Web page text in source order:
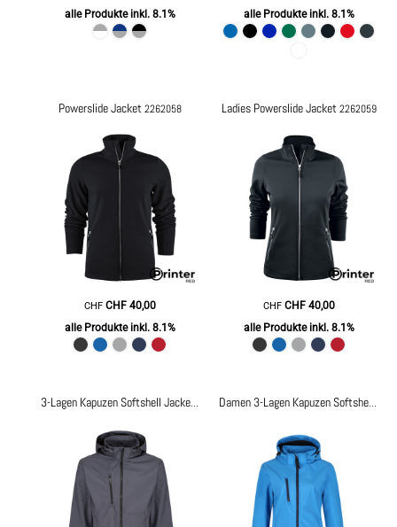
alle Produkte inkl. 8.1% alle Produkte inkl. 8.1%
Powerslide Jacket2262058
CHF CHF40,00
alle Produkte inkl. 8.1%
Ladies Powerslide Jacket 2262059
CHF CHF40,00
alle Produkte inkl. 8.1%
3-Lagen Kapuzen Softshell Jacke "Venturer" TRA701 Damen 3-Lagen Kapuzen Softshell Jacke "Venturer"